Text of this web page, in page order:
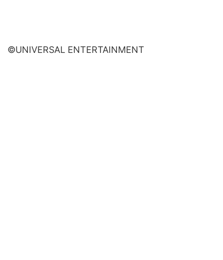
©UNIVERSAL ENTERTAINMENT